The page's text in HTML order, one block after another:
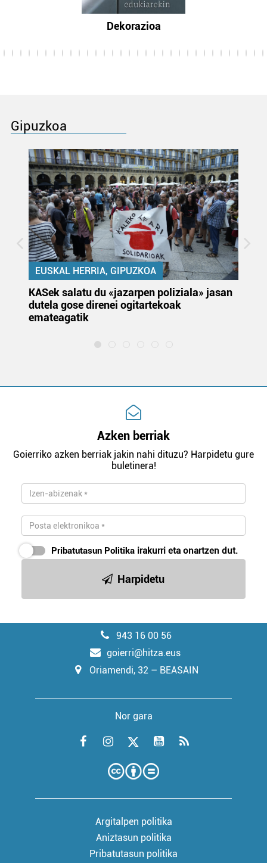
Dekorazioa
Gipuzkoa
EUSKAL HERRIA, GIPUZKOA
KASek salatu du «jazarpen poliziala» jasan
dutela gose direnei ogitartekoak
emateagatik
Azken berriak
Goierriko azken berriak jakin nahi dituzu? Harpidetu gure
buletinera!
Pribatutasun Politika irakurri eta onartzen dut.
Harpidetu
943 16 00 56
goierri@hitza.eus
Oriamendi, 32 – BEASAIN
Nor gara
Argitalpen politika
Aniztasun politika
Pribatutasun politika